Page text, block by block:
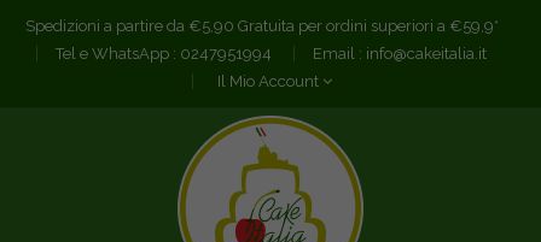
Spedizioni a partire da €5,90 Gratuita per ordini superiori a €59,9*
Tel e WhatsApp : 0247951994 Email : info@cakeitalia.it
Il Mio Account